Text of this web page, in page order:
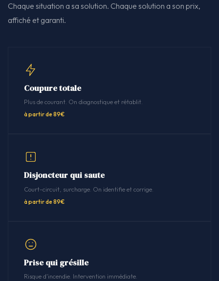
Chaque situation a sa solution. Chaque solution a son prix,
affiché et garanti.
Coupure totale
Plus de courant. On diagnostique et rétablit.
à partir de 89€
Disjoncteur qui saute
Court-circuit, surcharge. On identifie et corrige.
à partir de 89€
Prise qui grésille
Risque d'incendie. Intervention immédiate.